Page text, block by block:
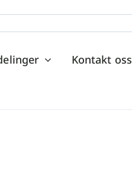
Kontakt oss